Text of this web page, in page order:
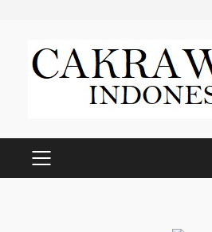
content
PRIMARY